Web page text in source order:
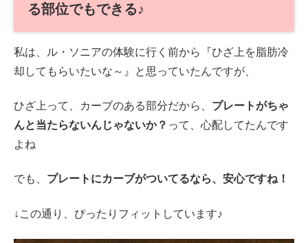
る部位でもできる♪
私は、ル・ソニアの体験に行く前から『ひざ上を脂肪冷
却してもらいたいな～』と思っていたんですが、
ひざ上って、カーブのある部分だから、 プレートがちゃ
んと当たらないんじゃないか？ って、心配してたんです
よね
でも、 プレートにカーブがついてるなら、安心ですね！
↓この通り、ぴったりフィットしています♪